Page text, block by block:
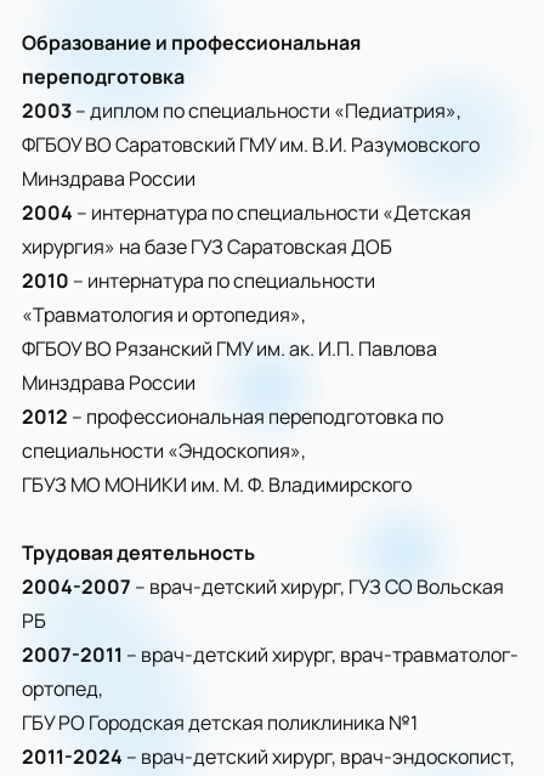
Образование и профессиональная
переподготовка
2003– диплом по специальности «Педиатрия»,
ФГБОУ ВО Саратовский ГМУ им. В.И. Разумовского
Минздрава России
2004 – интернатура по специальности «Детская
хирургия» на базе ГУЗ Саратовская ДОБ
2010 – интернатура по специальности
«Травматология и ортопедия»,
ФГБОУ ВО Рязанский ГМУ им. ак. И.П. Павлова
Минздрава России
2012 – профессиональная переподготовка по
специальности «Эндоскопия»,
ГБУЗ МО МОНИКИ им. М. Ф. Владимирского
Трудовая деятельность
2004-2007 – врач-детский хирург, ГУЗ СО Вольская
РБ
2007-2011 – врач-детский хирург, врач-травматолог-
ортопед,
ГБУ РО Городская детская поликлиника №1
2011-2024 – врач-детский хирург, врач-эндоскопист,